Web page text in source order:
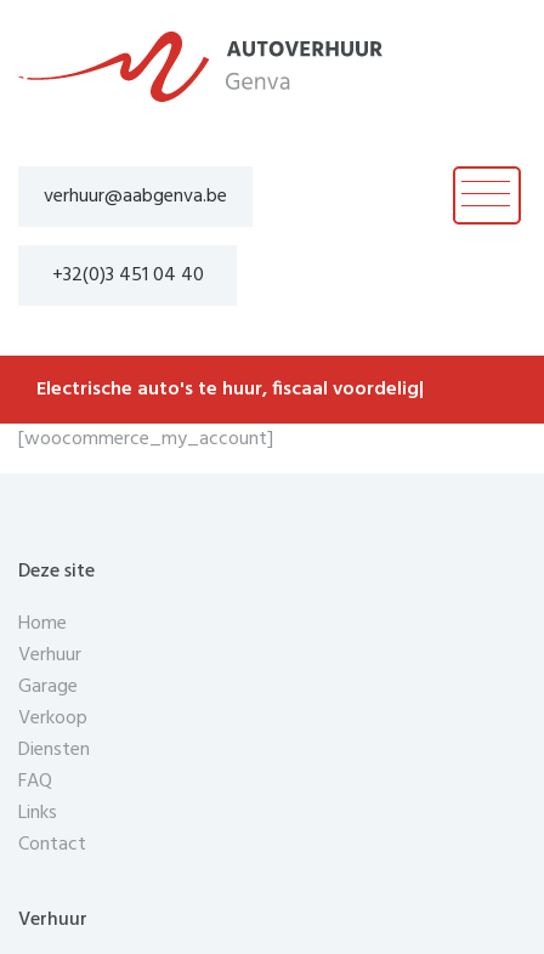
verhuur@aabgenva.be
+32(0)3 451 04 40
Electrische auto's te huur, fiscaal voordelig|
[woocommerce_my_account]
Deze site
Home
Verhuur
Garage
Verkoop
Diensten
FAQ
Links
Contact
Verhuur